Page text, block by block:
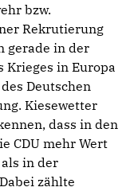
bzw.
Rekrutierung
gerade in der
Krieges in Europa
Deutschen
Kiesewetter
dass in den
CDU mehr Wert
in der
zählte